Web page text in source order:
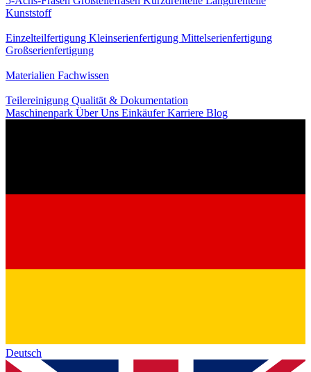
Kunststoff
Einzelteilfertigung Kleinserienfertigung Mittelserienfertigung
Großserienfertigung
Materialien Fachwissen
Teilereinigung Qualität & Dokumentation
Maschinenpark Über Uns EinkäuferKarriere Blog
Deutsch